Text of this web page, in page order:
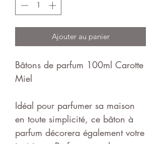
Ajouter au panier
Bâtons de parfum 100ml Carotte
Miel
Idéal pour parfumer sa maison
en toute simplicité, ce bâton à
parfum décorera également votre